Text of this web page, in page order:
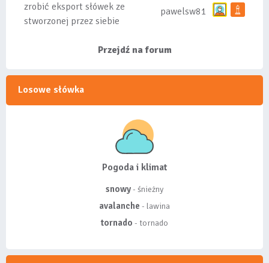
zrobić eksport słówek ze
stworzonej przez siebie
pawelsw81
Przejdź na forum
Losowe słówka
Pogoda i klimat
snowy- śnieżny
avalanche - lawina
tornado - tornado